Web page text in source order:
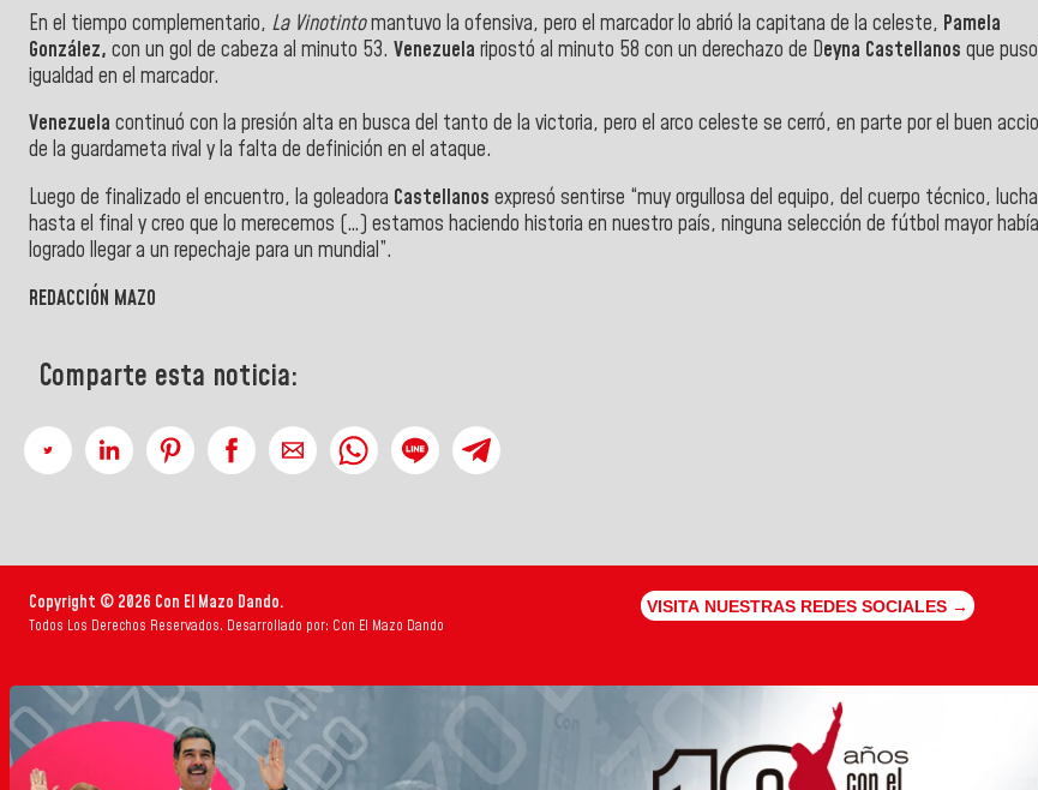
En el tiempo complementario, La Vinotintomantuvo la ofensiva, pero el marcador lo abrió la capitana de la celeste, Pamela
González, con un gol de cabeza al minuto 53. Venezuela ripostó al minuto 58 con un derechazo de Deyna Castellanos que
igualdad en el marcador.
Venezuela continuó con la presión alta en busca del tanto de la victoria, pero el arco celeste se cerró, en parte por el buen
de la guardameta rival y la falta de definición en el ataque.
Luego de finalizado el encuentro, la goleadora Castellanos expresó sentirse “muy orgullosa del equipo, del cuerpo técnico,
hasta el final y creo que lo merecemos (…) estamos haciendo historia en nuestro país, ninguna selección de fútbol mayor había
logrado llegar a un repechaje para un mundial”.
REDACCIÓN MAZO
Comparte esta noticia:
Copyright © 2026 Con El Mazo Dando.
Todos Los Derechos Reservados. Desarrollado por: Con El Mazo Dando
VISITA NUESTRAS REDES SOCIALES →